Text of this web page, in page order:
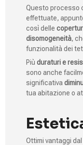
Questo processo
effettuate,
così delle
disomogeneità,
funzionalità dei
Più duraturi e
sono anche
significativa
tua abitazione o
Ottimi vantaggi